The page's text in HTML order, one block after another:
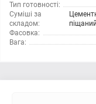
Тип готовності:
Суміші за
складом:
піщаний
Фасовка:
Вага: